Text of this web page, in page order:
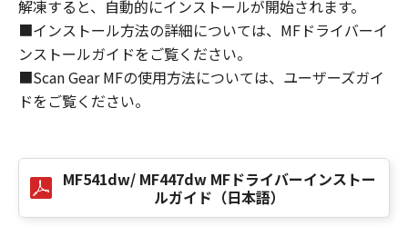
状態で使用許諾されます。キヤノン、キヤノン
のライセンサー、キヤノンの子会社、キヤノン
の関連会社、それらの販売代理店または販売店
のいずれも、「本ソフトウェア」に関して、商
品性および特定の目的への適合性の保証を含
問わず一切しないものとします。
(2) キヤノン、キヤノンのライセンサー、キヤノ
ンの子会社、キヤノンの関連会社、それらの販
売代理店または販売店のいずれも、「本ソフト
解凍すると、自動的にインストールが開始されます。
■インストール方法の詳細については、MFドライバーイ
ンストールガイドをご覧ください。
■Scan Gear MFの使用方法については、ユーザーズガイ
ドをご覧ください。
MF541dw/ MF447dw MFドライバーインストー
ルガイド（日本語）